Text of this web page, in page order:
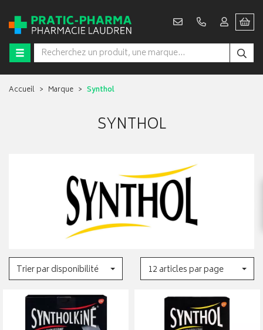
Accueil Marque Synthol
SYNTHOL
Trier par disponibilité 12 articles par page